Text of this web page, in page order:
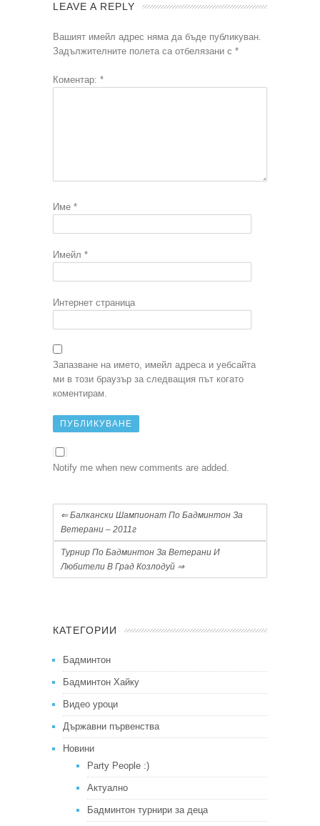
LEAVE A REPLY
Вашият имейл адрес няма да бъде публикуван.
Задължителните полета са отбелязани с *
Коментар: *
Име *
Имейл *
Интернет страница
Запазване на името, имейл адреса и уебсайта
ми в този браузър за следващия път когато
коментирам.
Notify me when new comments are added.
⇐Балкански Шампионат По Бадминтон За
Ветерани – 2011г
Турнир По Бадминтон За Ветерани И
Любители В Град Козлодуй ⇒
КАТЕГОРИИ
Бадминтон
Бадминтон Хайку
Видео уроци
Държавни първенства
Новини
Party People :)
Актуално
Бадминтон турнири за деца